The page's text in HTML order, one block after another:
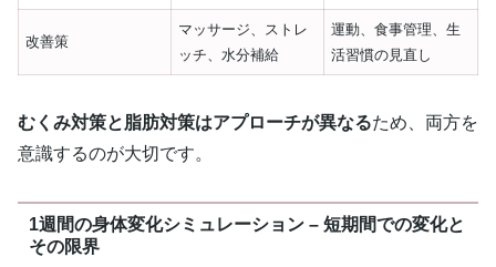
改善策
マッサージ、ストレ
ッチ、水分補給
運動、食事管理、生
活習慣の見直し
むくみ対策と脂肪対策はアプローチが異なるため、両方を
意識するのが大切です。
1週間の身体変化シミュレーション – 短期間での変化と
その限界